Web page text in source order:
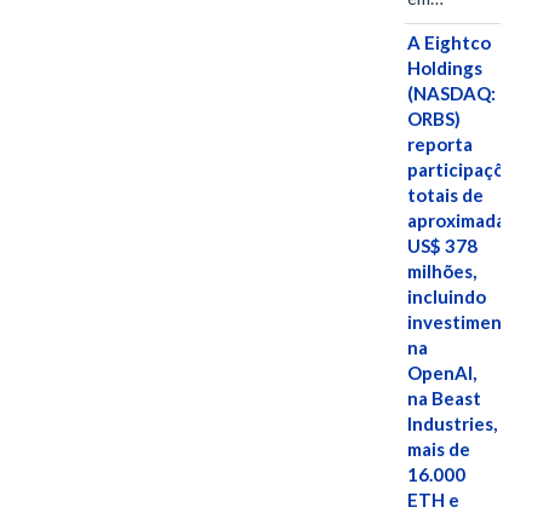
A Eightco
Holdings
(NASDAQ:
ORBS)
reporta
participações
totais de
US$ 378
milhões,
incluindo
investimentos
na
OpenAI,
na Beast
Industries,
mais de
16.000
ETH e